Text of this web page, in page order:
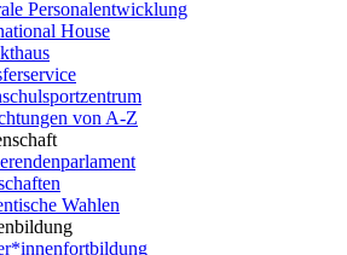
Personalentwicklung
House
von A-Z
Wahlen